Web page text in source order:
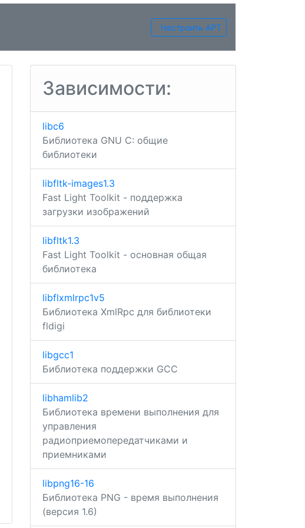
Настроить APT
Зависимости:
libc6
Библиотека GNU C: общие
библиотеки
libfltk-images1.3
Fast Light Toolkit - поддержка
загрузки изображений
libfltk1.3
Fast Light Toolkit - основная общая
библиотека
libflxmlrpc1v5
Библиотека XmlRpc для библиотеки
fldigi
libgcc1
Библиотека поддержки GCC
libhamlib2
Библиотека времени выполнения для
управления
радиоприемопередатчиками и
приемниками
libpng16-16
Библиотека PNG - время выполнения
(версия 1.6)